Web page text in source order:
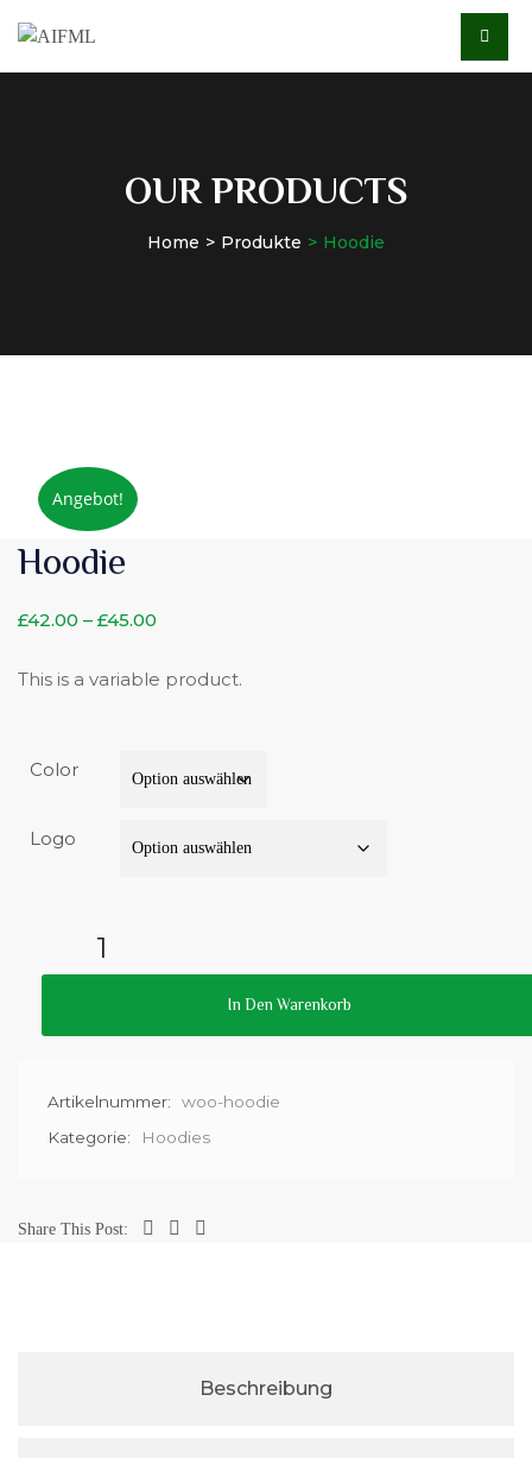
OUR PRODUCTS
Home Produkte Hoodie
Angebot!
Hoodie
£42.00 – £45.00
This is a variable product.
Color
Logo
In Den Warenkorb
Artikelnummer:
woo-hoodie
Kategorie:
Hoodies
Share This Post:
Beschreibung